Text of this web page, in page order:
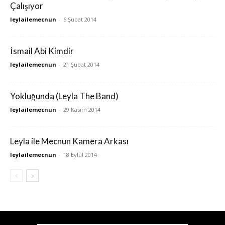
Çalışıyor
leylailemecnun - 6 Şubat 2014
İsmail Abi Kimdir
leylailemecnun - 21 Şubat 2014
Yokluğunda (Leyla The Band)
leylailemecnun - 29 Kasım 2014
Leyla ile Mecnun Kamera Arkası
leylailemecnun - 18 Eylül 2014